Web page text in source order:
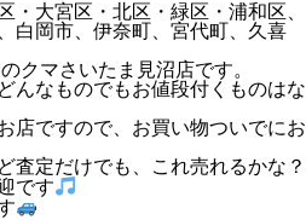
・大宮区・北区・緑区・浦和区、
白岡市、伊奈町、宮代町、久喜
マさいたま見沼店です。
んなものでもお値段付くものはな
店ですので、お買い物ついでにお
査定だけでも、これ売れるかな？
です